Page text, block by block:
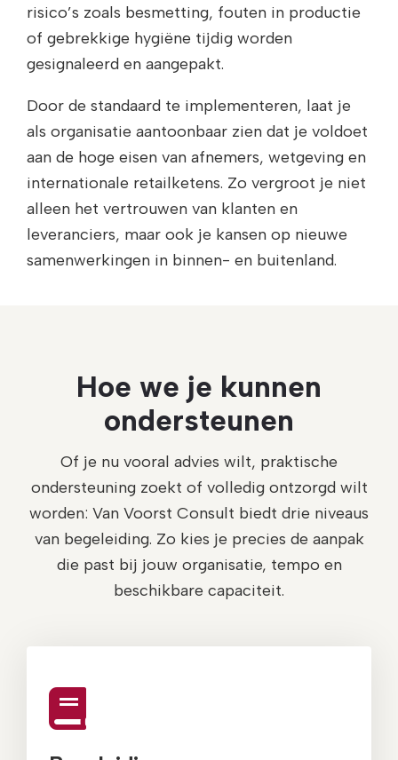
risico’s zoals besmetting, fouten in productie
of gebrekkige hygiëne tijdig worden
gesignaleerd en aangepakt.
Door de standaard te implementeren, laat je
als organisatie aantoonbaar zien dat je voldoet
aan de hoge eisen van afnemers, wetgeving en
internationale retailketens. Zo vergroot je niet
alleen het vertrouwen van klanten en
leveranciers, maar ook je kansen op nieuwe
samenwerkingen in binnen- en buitenland.
Hoe we je kunnen
ondersteunen
Of je nu vooral advies wilt, praktische
ondersteuning zoekt of volledig ontzorgd wilt
worden: Van Voorst Consult biedt drie niveaus
van begeleiding. Zo kies je precies de aanpak
die past bij jouw organisatie, tempo en
beschikbare capaciteit.